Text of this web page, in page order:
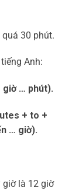
30 phút.
Anh:
giờ … phút).
+ to +
… giờ).
giờ là 12 giờ